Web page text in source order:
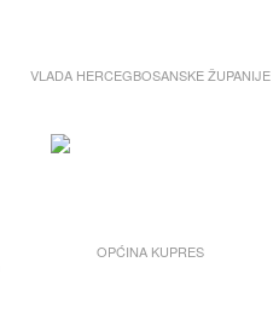
VLADA HERCEGBOSANSKE ŽUPANIJE
OPĆINA KUPRES